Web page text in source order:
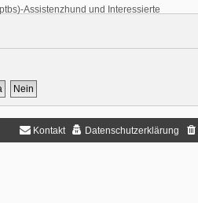
Assistenzhund und Interessierte
Datenschutzerklärung
Kontakt